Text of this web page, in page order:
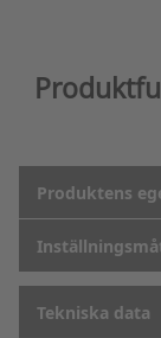
Produktens
Tekniska data